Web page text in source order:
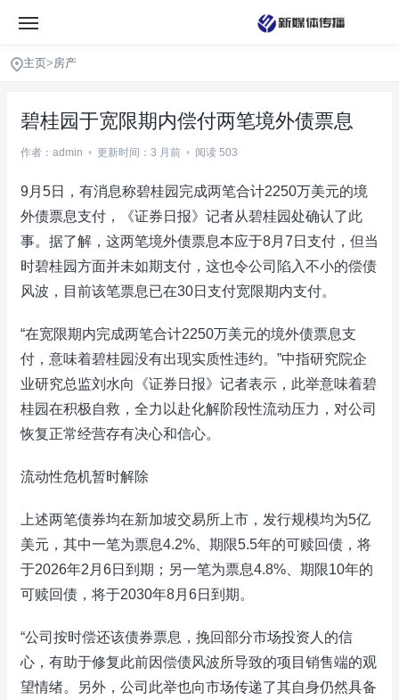
主页>房产
碧桂园于宽限期内偿付两笔境外债票息
作者：admin • 更新时间：3 月前 • 阅读 503
9月5日，有消息称碧桂园完成两笔合计2250万美元的境
外债票息支付，《证券日报》记者从碧桂园处确认了此
事。据了解，这两笔境外债票息本应于8月7日支付，但当
时碧桂园方面并未如期支付，这也令公司陷入不小的偿债
风波，目前该笔票息已在30日支付宽限期内支付。
“在宽限期内完成两笔合计2250万美元的境外债票息支
付，意味着碧桂园没有出现实质性违约。”中指研究院企
业研究总监刘水向《证券日报》记者表示，此举意味着碧
桂园在积极自救，全力以赴化解阶段性流动压力，对公司
恢复正常经营存有决心和信心。
流动性危机暂时解除
上述两笔债券均在新加坡交易所上市，发行规模均为5亿
美元，其中一笔为票息4.2%、期限5.5年的可赎回债，将
于2026年2月6日到期；另一笔为票息4.8%、期限10年的
可赎回债，将于2030年8月6日到期。
“公司按时偿还该债券票息，挽回部分市场投资人的信
心，有助于修复此前因偿债风波所导致的项目销售端的观
望情绪。另外，公司此举也向市场传递了其自身仍然具备